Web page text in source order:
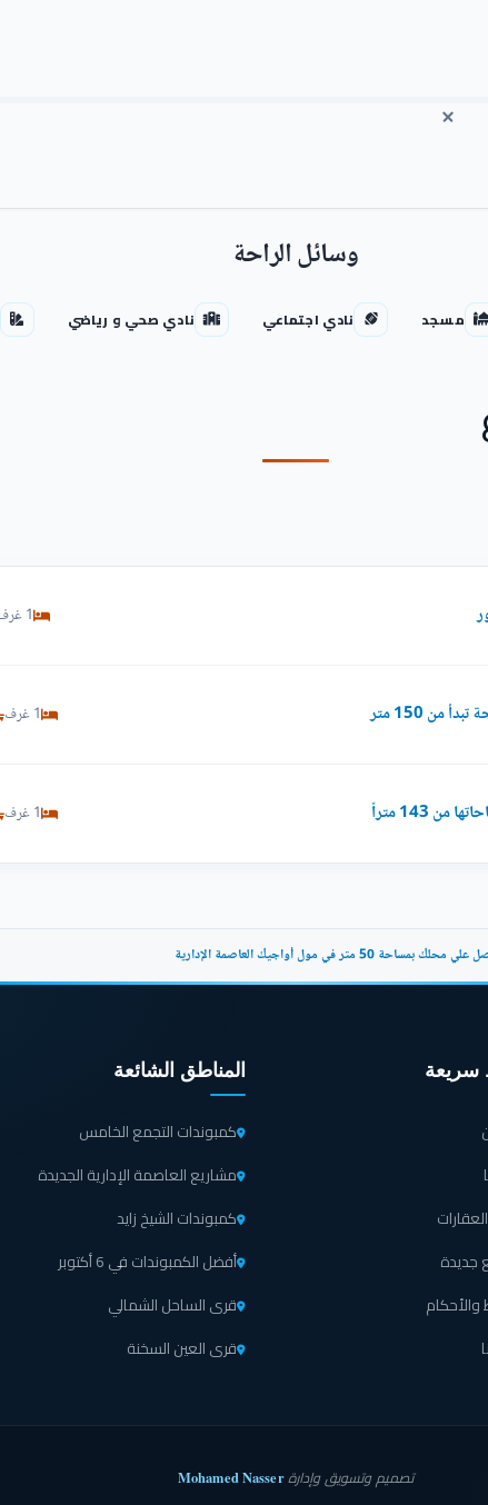
وسائل الراحة
مسجد نادي اجتماعي نادي صحي و رياضي
1 غرف
150 متر 1 غرف
143 متراً 1 غرف
في مول أواجيك العاصمة الإدارية
سريعة
جديدة
المناطق الشائعة
كمبوندات التجمع الخامس
مشاريع العاصمة الإدارية الجديدة
كمبوندات الشيخ زايد
أفضل الكمبوندات في 6 أكتوبر
قرى الساحل الشمالي
قرى العين السخنة
تصميم وتسويق وإدارةMohamed Nasser